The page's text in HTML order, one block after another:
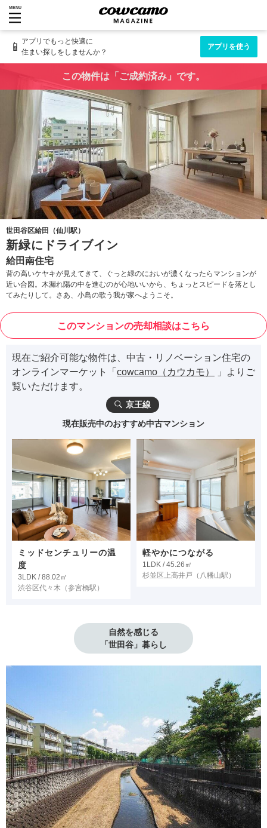
MENU
📱 アプリでもっと快適に
住まい探しをしませんか？
アプリを使う
この物件は「ご成約済み」です。
世田谷区給田（仙川駅）
新緑にドライブイン
給田南住宅
背の高いケヤキが見えてきて、ぐっと緑のにおいが濃くなったらマンションが
近い合図。木漏れ陽の中を進むのが心地いいから、ちょっとスピードを落とし
てみたりして。さあ、小鳥の歌う我が家へようこそ。
このマンションの売却相談はこちら
現在ご紹介可能な物件は、中古・リノベーション住宅の
オンラインマーケット「 cowcamo（カウカモ）
」よりご
覧いただけます。
京王線
現在販売中のおすすめ中古マンション
ミッドセンチュリーの温
度
3LDK / 88.02㎡
渋谷区代々木 （参宮橋駅）
軽やかにつながる
1LDK / 45.26㎡
杉並区上高井戸 （八幡山駅）
自然を感じる
「世田谷」暮らし